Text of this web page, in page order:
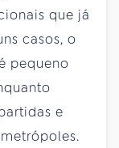
que já
casos, o
pequeno
e